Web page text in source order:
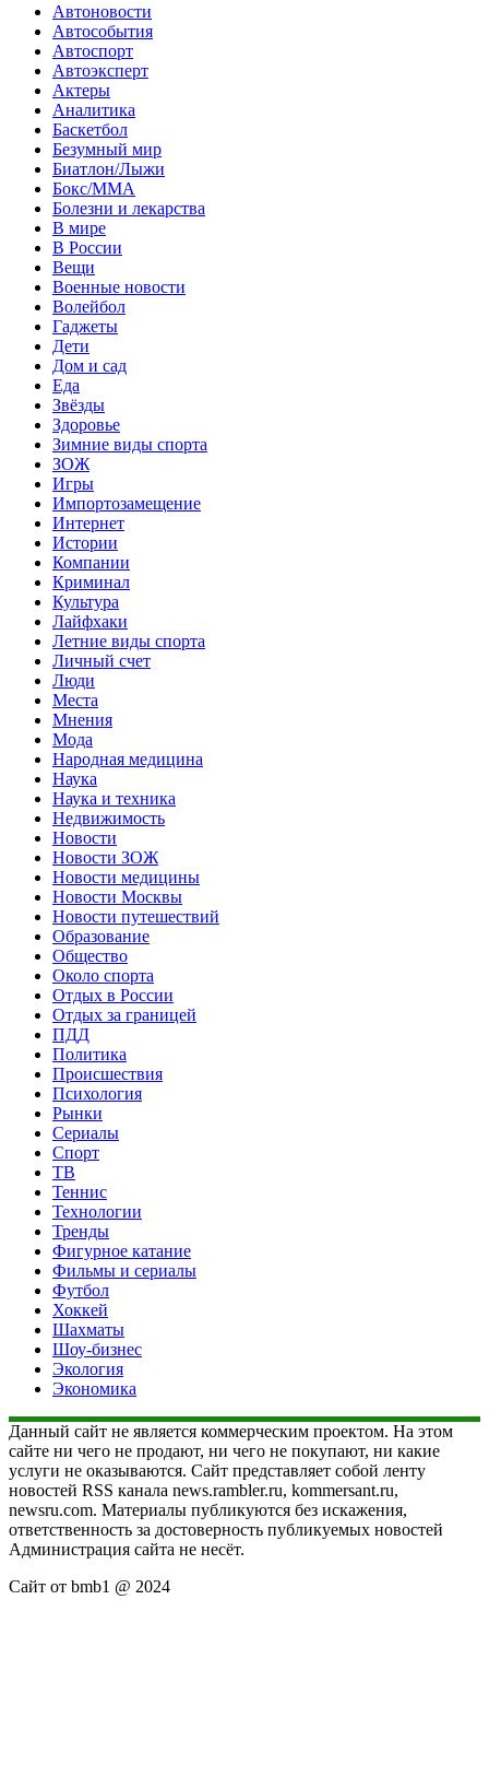
Автоновости
Автособытия
Автоспорт
Автоэксперт
Актеры
Аналитика
Баскетбол
Безумный мир
Биатлон/Лыжи
Бокс/MMA
Болезни и лекарства
В мире
В России
Вещи
Военные новости
Волейбол
Гаджеты
Дети
Дом и сад
Еда
Звёзды
Здоровье
Зимние виды спорта
ЗОЖ
Игры
Импортозамещение
Интернет
Истории
Компании
Криминал
Культура
Лайфхаки
Летние виды спорта
Личный счет
Люди
Места
Мнения
Мода
Народная медицина
Наука
Наука и техника
Недвижимость
Новости
Новости ЗОЖ
Новости медицины
Новости Москвы
Новости путешествий
Образование
Общество
Около спорта
Отдых в России
Отдых за границей
ПДД
Политика
Происшествия
Психология
Рынки
Сериалы
Спорт
ТВ
Теннис
Технологии
Тренды
Фигурное катание
Фильмы и сериалы
Футбол
Хоккей
Шахматы
Шоу-бизнес
Экология
Экономика
Данный сайт не является коммерческим проектом. На этом
сайте ни чего не продают, ни чего не покупают, ни какие
услуги не оказываются. Сайт представляет собой ленту
новостей RSS канала news.rambler.ru, kommersant.ru,
newsru.com. Материалы публикуются без искажения,
ответственность за достоверность публикуемых новостей
Администрация сайта не несёт.
Сайт от bmb1 @ 2024